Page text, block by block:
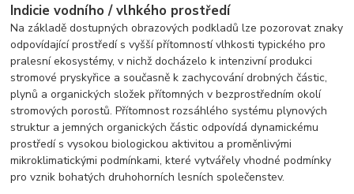
Indicie vodního / vlhkého prostředí
Na základě dostupných obrazových podkladů lze pozorovat znaky
odpovídající prostředí s vyšší přítomností vlhkosti typického pro
pralesní ekosystémy, v nichž docházelo k intenzivní produkci
stromové pryskyřice a současně k zachycování drobných částic,
plynů a organických složek přítomných v bezprostředním okolí
stromových porostů. Přítomnost rozsáhlého systému plynových
struktur a jemných organických částic odpovídá dynamickému
prostředí s vysokou biologickou aktivitou a proměnlivými
mikroklimatickými podmínkami, které vytvářely vhodné podmínky
pro vznik bohatých druhohorních lesních společenstev.